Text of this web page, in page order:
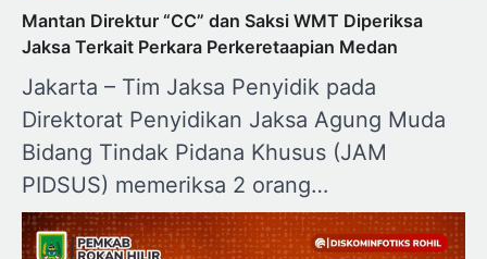
Mantan Direktur “CC” dan Saksi WMT Diperiksa
Jaksa Terkait Perkara Perkeretaapian Medan
Jakarta – Tim Jaksa Penyidik pada
Direktorat Penyidikan Jaksa Agung Muda
Bidang Tindak Pidana Khusus (JAM
PIDSUS) memeriksa 2 orang…